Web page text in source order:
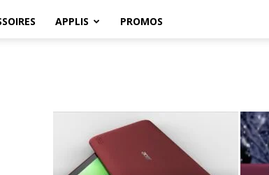
APPLIS PROMOS